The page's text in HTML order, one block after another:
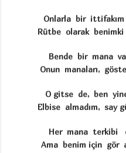
Onlarla bir
Rütbe olarak
Bende bir mana var
Onun manaları,
O gitse de, ben
Elbise almadım, say
Her mana terkibi
Ama benim için gör